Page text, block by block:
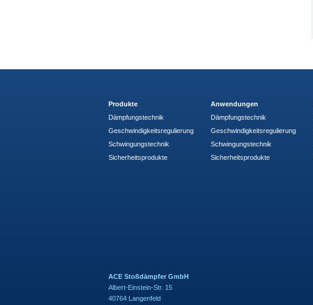
Produkte
Dämpfungstechnik
Geschwindigkeitsregulierung
Schwingungstechnik
Sicherheitsprodukte
Anwendungen
Dämpfungstechnik
Geschwindigkeitsregulierung
Schwingungstechnik
Sicherheitsprodukte
ACE Stoßdämpfer GmbH
Albert-Einstein-Str. 15
40764 Langenfeld